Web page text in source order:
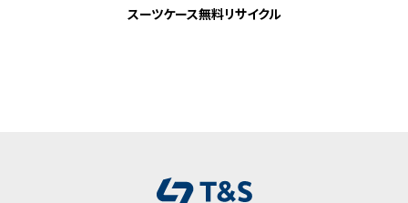
スーツケース無料リサイクル